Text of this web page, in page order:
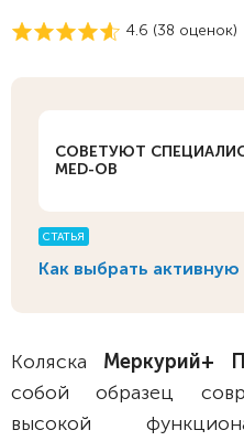
4.6 (38 оценок)
СОВЕТУЮТ
MED-OB
СТАТЬЯ
Как выбрать
Коляска Меркурий+
собой образец
высокой